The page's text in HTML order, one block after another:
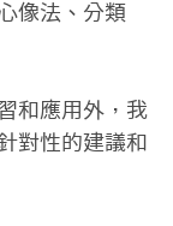
像法、分類
和應用外，我
對性的建議和